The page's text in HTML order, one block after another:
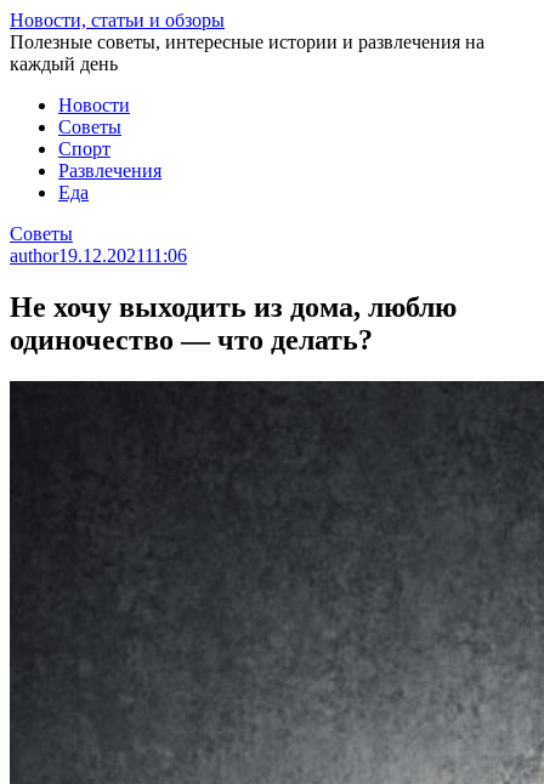
Перейти
к
статье
Новости, статьи и обзоры
Полезные советы, интересные истории и развлечения на
каждый день
Новости
Советы
Спорт
Развлечения
Еда
Советы
author19.12.202111:06
Не хочу выходить из дома, люблю
одиночество — что делать?